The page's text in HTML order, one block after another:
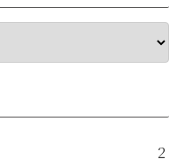
2